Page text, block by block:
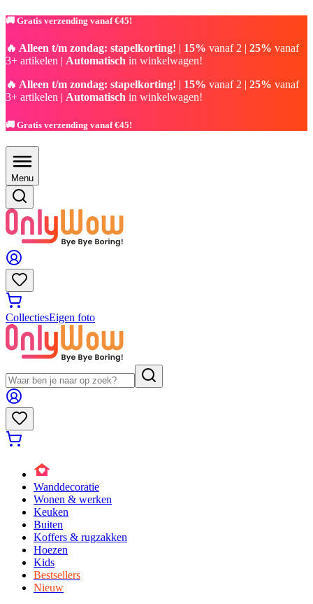
🚚 Gratis verzending vanaf €45!
🔥 Alleen t/m zondag: stapelkorting! | 15% vanaf 2 | 25% vanaf
3+ artikelen | Automatisch in winkelwagen!
🔥 Alleen t/m zondag: stapelkorting! | 15% vanaf 2 | 25% vanaf
3+ artikelen | Automatisch in winkelwagen!
🚚 Gratis verzending vanaf €45!
Menu
CollectiesEigen foto
Wanddecoratie
Wonen & werken
Keuken
Buiten
Koffers & rugzakken
Hoezen
Kids
Bestsellers
Nieuw